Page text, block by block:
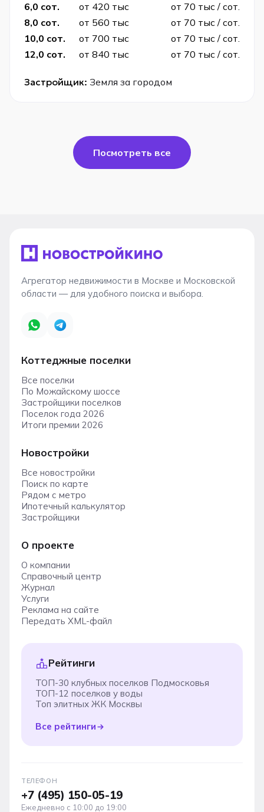
6,0 сот. от 420 тыс
от 70 тыс / сот.
8,0 сот.
от 560 тыс
от 70 тыс / сот.
10,0 сот.
от 700 тыс
от 70 тыс / сот.
12,0 сот.
от 840 тыс от 70 тыс / сот.
Застройщик: Земля за городом
Посмотреть все
Агрегатор недвижимости в Москве и Московской
области — для удобного поиска и выбора.
Коттеджные поселки
Все поселки
По Можайскому шоссе
Застройщики поселков
Поселок года 2026
Итоги премии 2026
Новостройки
Все новостройки
Поиск по карте
Рядом с метро
Ипотечный калькулятор
Застройщики
О проекте
О компании
Справочный центр
Журнал
Услуги
Реклама на сайте
Передать XML-файл
Рейтинги
ТОП-30 клубных поселков Подмосковья
ТОП-12 поселков у воды
Топ элитных ЖК Москвы
Все рейтинги
ТЕЛЕФОН
+7 (495) 150-05-19
Ежедневно с 10:00 до 19:00